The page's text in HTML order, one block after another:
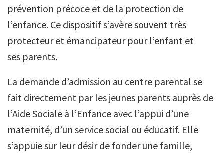
prévention précoce et de la protection de
l’enfance. Ce dispositif s’avère souvent très
protecteur et émancipateur pour l’enfant et
ses parents.
La demande d’admission au centre parental se
fait directement par les jeunes parents auprès de
l’Aide Sociale à l’Enfance avec l’appui d’une
maternité, d’un service social ou éducatif. Elle
s’appuie sur leur désir de fonder une famille,